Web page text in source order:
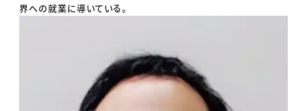
界への就業に導いている。